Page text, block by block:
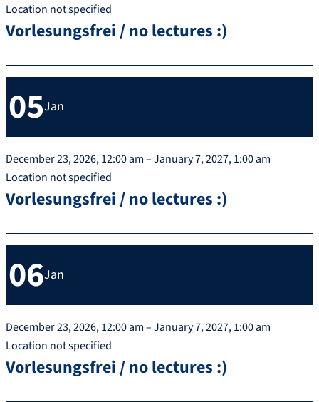
Vorlesungsfrei / no lectures :)
Location not specified
05Jan
December 23, 2026, 12:00 am – January 7, 2027, 1:00 am
Vorlesungsfrei / no lectures :)
Location not specified
06Jan
December 23, 2026, 12:00 am – January 7, 2027, 1:00 am
Vorlesungsfrei / no lectures :)
Location not specified